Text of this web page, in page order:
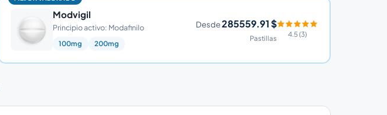
Modvigil
Principio activo: Modafinilo
100mg 200mg
Desde285559.91 $
Pastillas 4.5 (3)